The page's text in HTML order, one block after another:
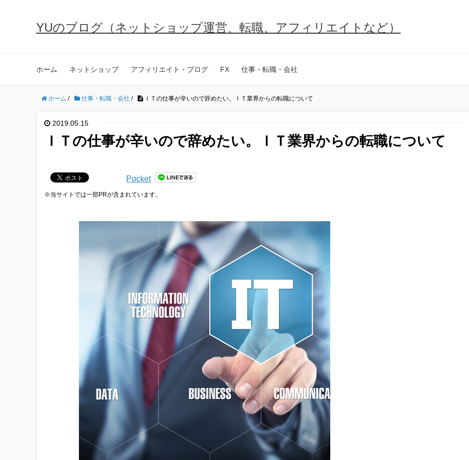
YUのブログ（ネットショップ運営、転職、アフィリエイトなど）
ホーム ネットショップ アフィリエイト・ブログ FX 仕事・転職・会社
ホーム / 仕事・転職・会社 / ＩＴの仕事が辛いので辞めたい。ＩＴ業界からの転職について
2019.05.15
ＩＴの仕事が辛いので辞めたい。ＩＴ業界からの転職について
Pocket
※当サイトでは一部PRが含まれています。